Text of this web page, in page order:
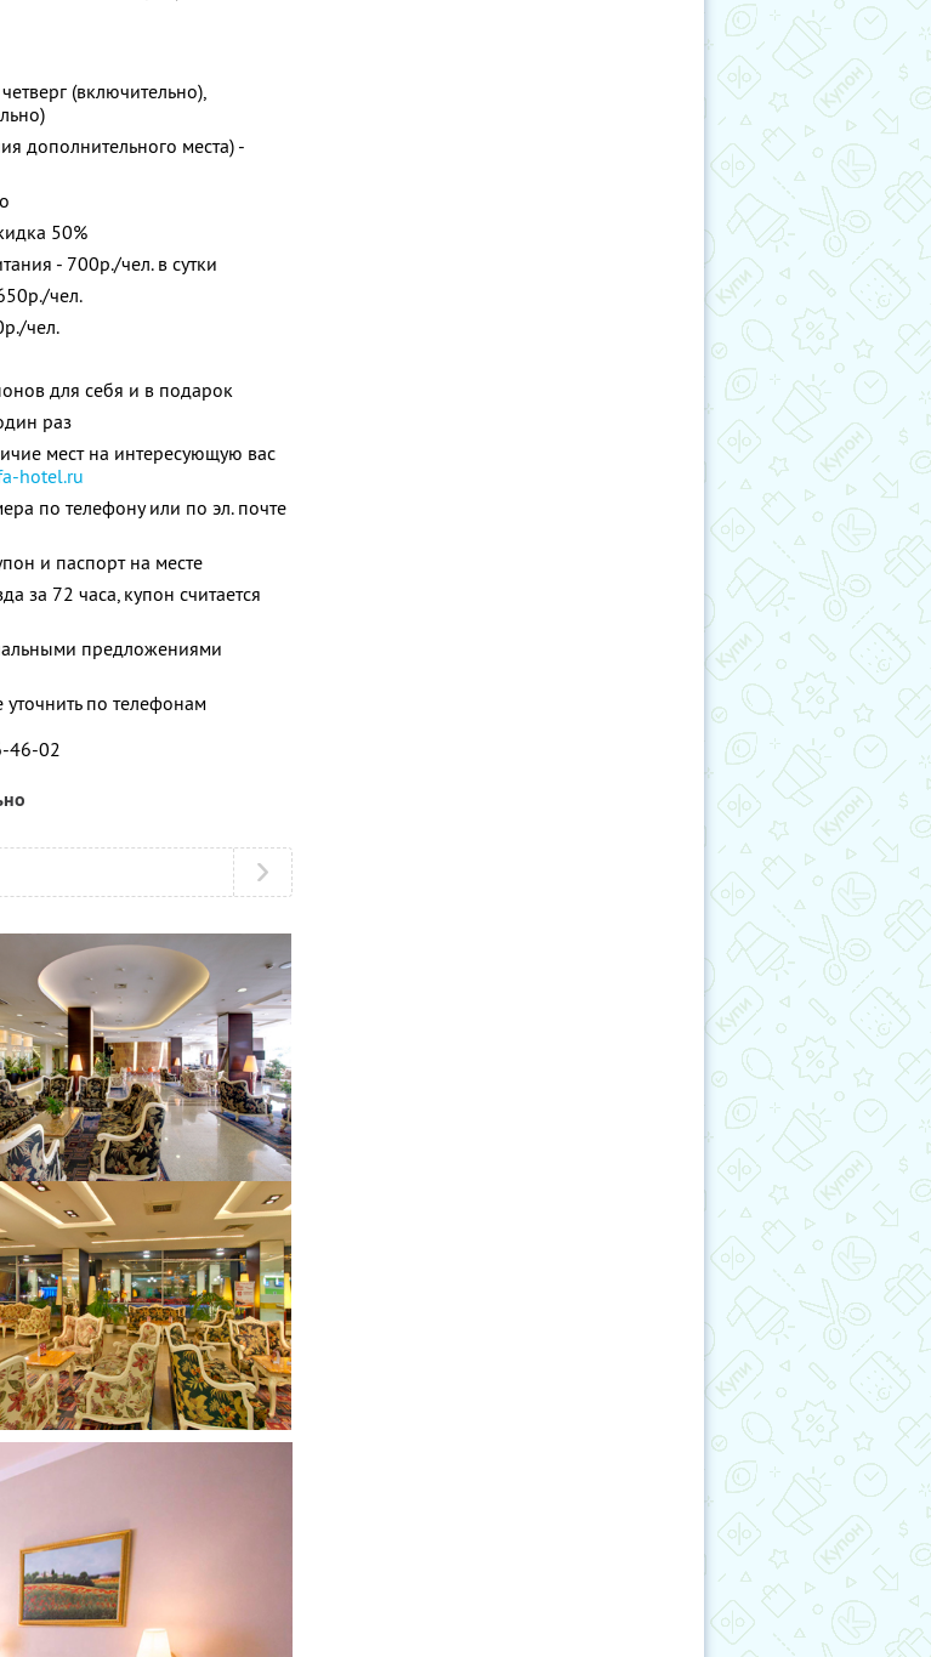
(включительно),
дополнительного места) -
50%
- 700р./чел. в сутки
чел.
чел.
для себя и в подарок
раз
мест на интересующую вас
hotel.ru
по телефону или по эл. почте
и паспорт на месте
за 72 часа, купон считается
предложениями
по телефонам
46-02